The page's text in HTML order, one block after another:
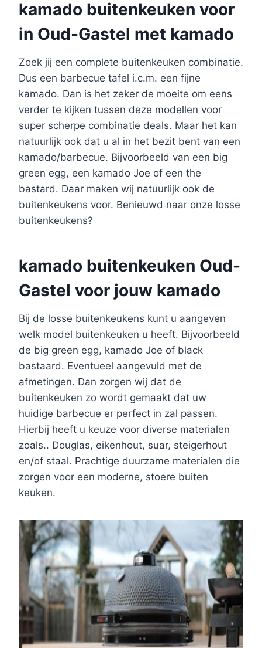
kamado buitenkeuken voor
in Oud-Gastel met kamado
Zoek jij een complete buitenkeuken combinatie.
Dus een barbecue tafel i.c.m. een fijne
kamado. Dan is het zeker de moeite om eens
verder te kijken tussen deze modellen voor
super scherpe combinatie deals. Maar het kan
natuurlijk ook dat u al in het bezit bent van een
kamado/barbecue. Bijvoorbeeld van een big
green egg, een kamado Joe of een the
bastard. Daar maken wij natuurlijk ook de
buitenkeukens voor. Benieuwd naar onze losse
buitenkeukens?
kamado buitenkeuken Oud-
Gastel voor jouw kamado
Bij de losse buitenkeukens kunt u aangeven
welk model buitenkeuken u heeft. Bijvoorbeeld
de big green egg, kamado Joe of black
bastaard. Eventueel aangevuld met de
afmetingen. Dan zorgen wij dat de
buitenkeuken zo wordt gemaakt dat uw
huidige barbecue er perfect in zal passen.
Hierbij heeft u keuze voor diverse materialen
zoals.. Douglas, eikenhout, suar, steigerhout
en/of staal. Prachtige duurzame materialen die
zorgen voor een moderne, stoere buiten
keuken.